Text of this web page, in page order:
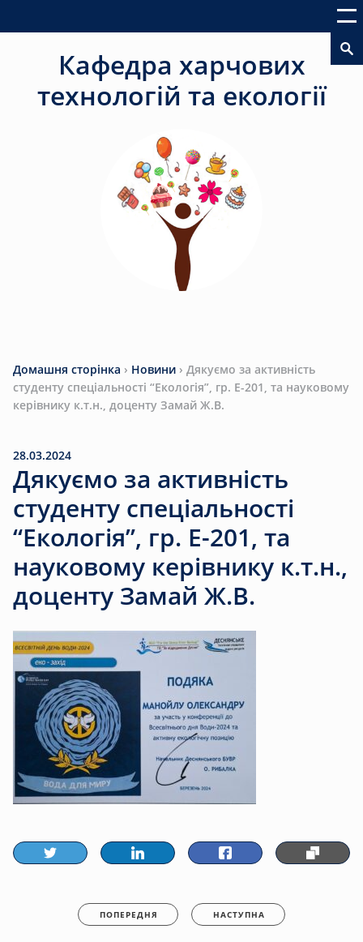
Кафедра харчових
технологій та екології
Домашня сторінка › Новини › Дякуємо за активність
студенту спеціальності “Екологія”, гр. Е-201, та науковому
керівнику к.т.н., доценту Замай Ж.В.
28.03.2024
Дякуємо за активність
студенту спеціальності
“Екологія”, гр. Е-201, та
науковому керівнику к.т.н.,
доценту Замай Ж.В.
ПОПЕРЕДНЯ НАСТУПНА